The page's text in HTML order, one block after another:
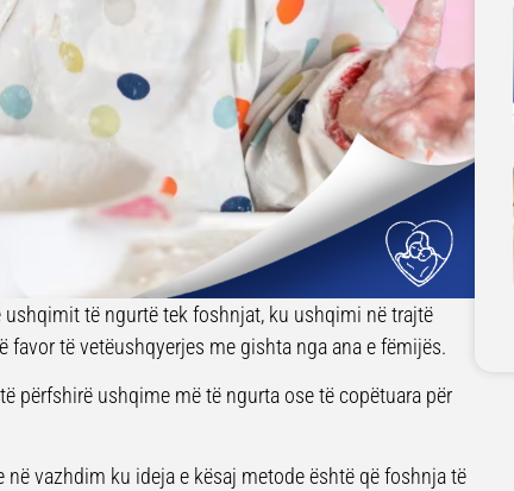
ushqimit të ngurtë tek foshnjat, ku ushqimi në trajtë
favor të vetëushqyerjes me gishta nga ana e fëmijës.
përfshirë ushqime më të ngurta ose të copëtuara për
vazhdim ku ideja e kësaj metode është që foshnja të